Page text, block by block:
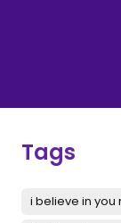
Tags
i believe in you